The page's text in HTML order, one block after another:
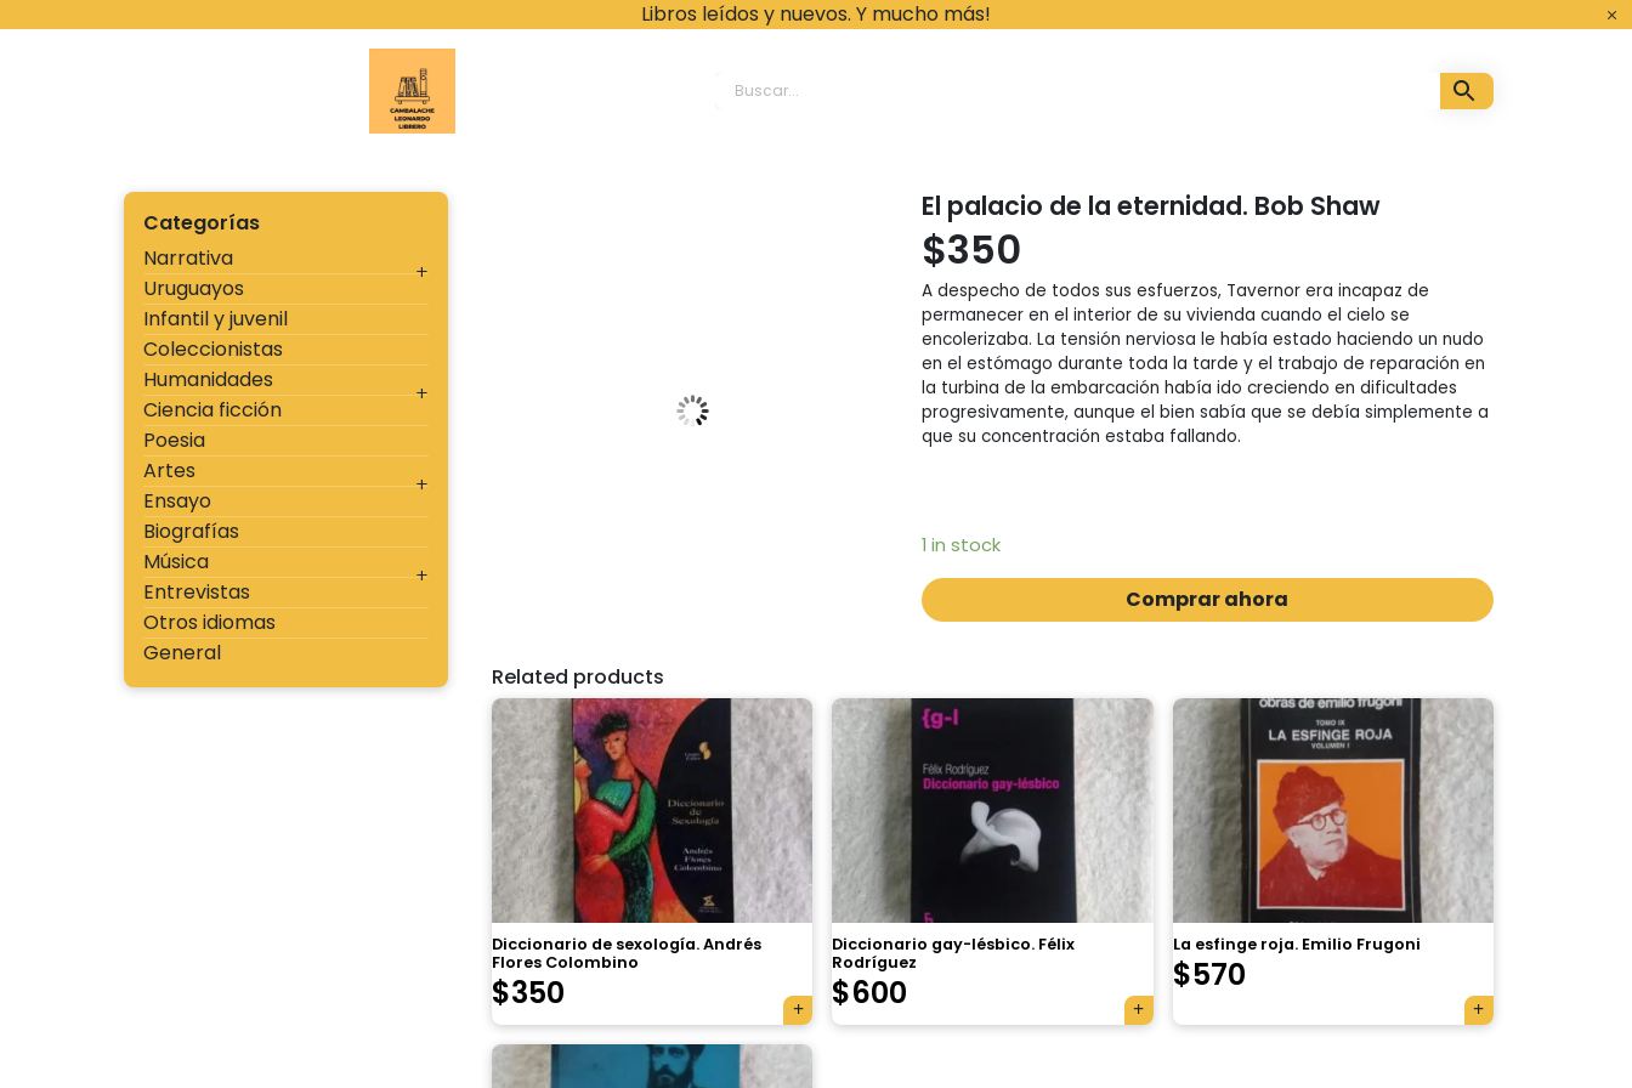
Libros leídos y nuevos. Y mucho más!
Categorías
Narrativa
Uruguayos
Infantil y juvenil
Coleccionistas
Humanidades
Ciencia ficción
Poesia
Artes
Ensayo
Biografías
Música
Entrevistas
Otros idiomas
General
El palacio de la eternidad. Bob Shaw
$350
A despecho de todos sus esfuerzos, Tavernor era incapaz de
permanecer en el interior de su vivienda cuando el cielo se
encolerizaba. La tensión nerviosa le había estado haciendo un nudo
en el estómago durante toda la tarde y el trabajo de reparación en
la turbina de la embarcación había ido creciendo en dificultades
progresivamente, aunque el bien sabía que se debía simplemente a
que su concentración estaba fallando.
1 in stock
Comprar ahora
Related products
Diccionario de sexología. Andrés
Flores Colombino
$350
Diccionario gay-lésbico. Félix
Rodríguez
$600
La esfinge roja. Emilio Frugoni
$570